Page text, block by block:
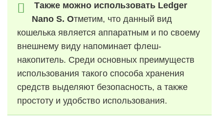
Также можно использовать Ledger
Nano S. Отметим, что данный вид
кошелька является аппаратным и по своему
внешнему виду напоминает флеш-
накопитель. Среди основных преимуществ
использования такого способа хранения
средств выделяют безопасность, а также
простоту и удобство использования.